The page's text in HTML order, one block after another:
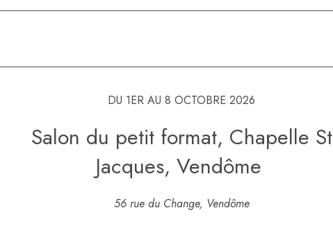
DU 1ER AU 8 OCTOBRE 2026
Salon du petit format, Chapelle St
Jacques, Vendôme
56 rue du Change, Vendôme